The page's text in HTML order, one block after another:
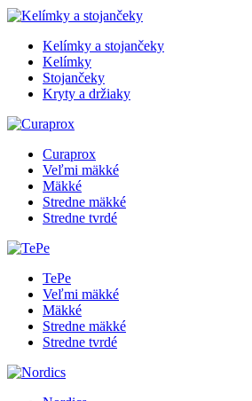
Kelímky a stojančeky
Kelímky
Stojančeky
Kryty a držiaky
Curaprox
Veľmi mäkké
Mäkké
Stredne mäkké
Stredne tvrdé
TePe
Veľmi mäkké
Mäkké
Stredne mäkké
Stredne tvrdé